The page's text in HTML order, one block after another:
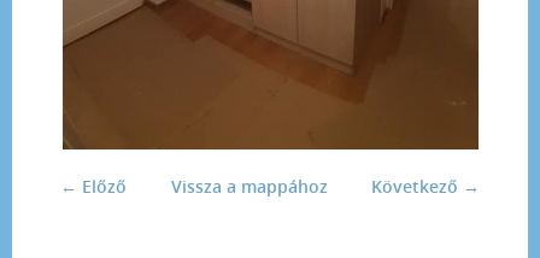
← Előző Következő →
Vissza a mappához